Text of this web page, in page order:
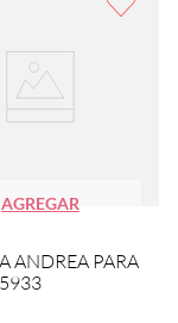
AGREGAR
ANDREA PARA